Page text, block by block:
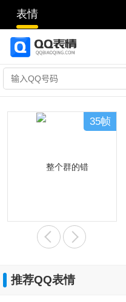
表情
35帧
推荐QQ表情